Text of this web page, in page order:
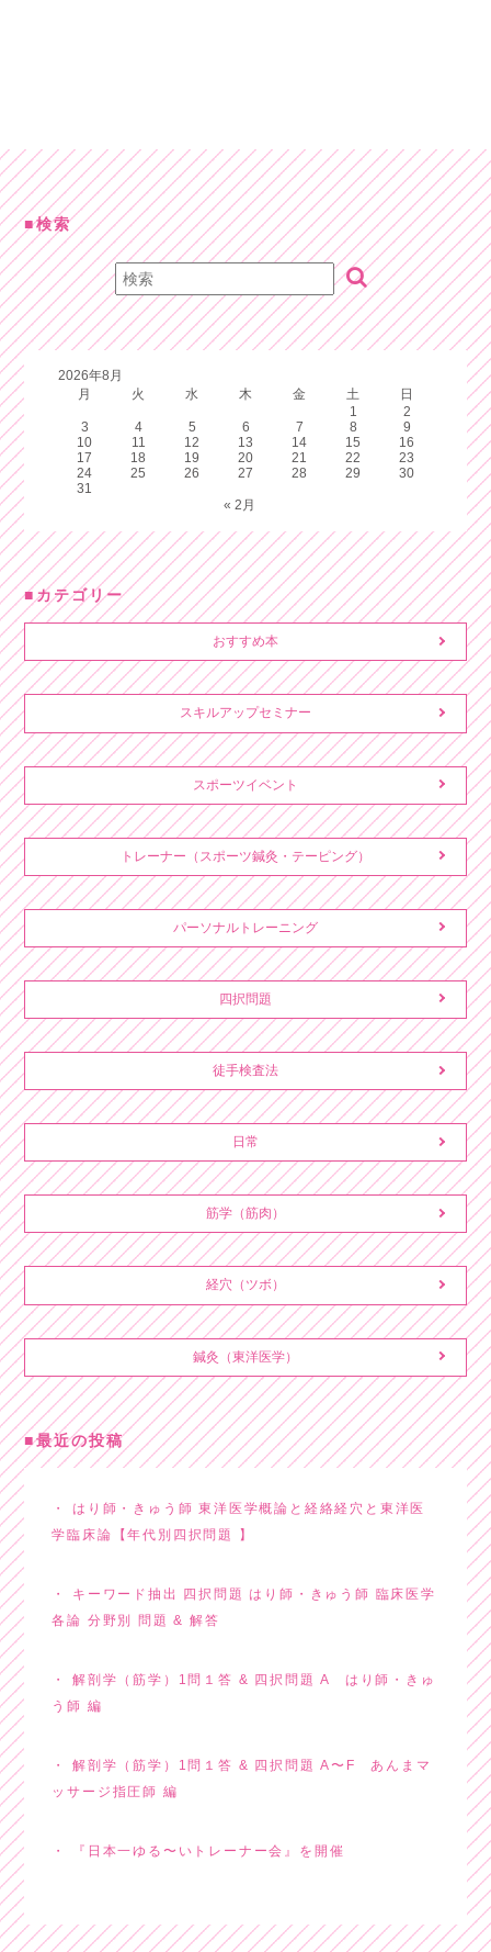
検索
2026年8月
月
火 水 木 金 土
日
1
2
3
4 5 6 7 8
9
10
11 12 13 14 15
16
17
18 19 20 21 22
23
24
25 26 27 28 29
30
31
« 2月
カテゴリー
おすすめ本
スキルアップセミナー
スポーツイベント
トレーナー（スポーツ鍼灸・テーピング）
パーソナルトレーニング
四択問題
徒手検査法
日常
筋学（筋肉）
経穴（ツボ）
鍼灸（東洋医学）
最近の投稿
はり師・きゅう師 東洋医学概論と経絡経穴と東洋医
学臨床論【年代別四択問題 】
キーワード抽出 四択問題 はり師・きゅう師 臨床医学
各論 分野別 問題 & 解答
解剖学（筋学）1問１答 & 四択問題 A はり師・きゅ
う師 編
解剖学（筋学）1問１答 & 四択問題 A〜F あんまマ
ッサージ指圧師 編
『日本一ゆる〜いトレーナー会』を開催